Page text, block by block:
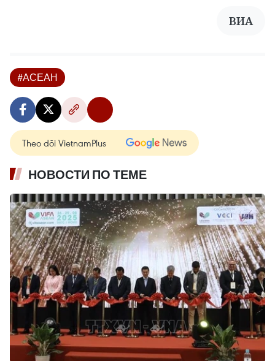
ВИА
#АСЕАН
Theo dõi VietnamPlus
НОВОСТИ ПО ТЕМЕ